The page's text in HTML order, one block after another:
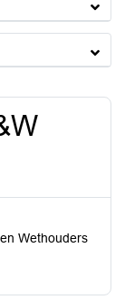
Wethouders